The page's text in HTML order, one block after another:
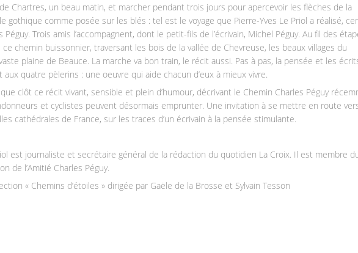
Chartres, un beau matin, et marcher pendant trois jours pour apercevoir les flèches de la
gothique comme posée sur les blés : tel est le voyage que Pierre-Yves Le Priol a réalisé,
Péguy. Trois amis l’accompagnent, dont le petit-fils de l’écrivain, Michel Péguy. Au fil des
chemin buissonnier, traversant les bois de la vallée de Chevreuse, les beaux villages du
plaine de Beauce. La marche va bon train, le récit aussi. Pas à pas, la pensée et les
aux quatre pèlerins : une oeuvre qui aide chacun d’eux à mieux vivre.
clôt ce récit vivant, sensible et plein d’humour, décrivant le Chemin Charles Péguy
et cyclistes peuvent désormais emprunter. Une invitation à se mettre en route
cathédrales de France, sur les traces d’un écrivain à la pensée stimulante.
est journaliste et secrétaire général de la rédaction du quotidien La Croix. Il est membre
de l’Amitié Charles Péguy.
« Chemins d’étoiles » dirigée par Gaële de la Brosse et Sylvain Tesson